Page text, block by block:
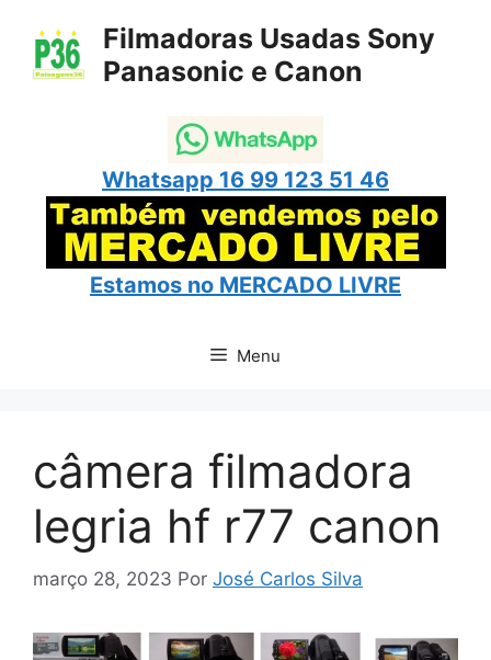
para
Filmadoras Usadas Sony
Panasonic e Canon
Whatsapp 16 99 123 51 46
Estamos no MERCADO LIVRE
Menu
câmera filmadora
legria hf r77 canon
março 28, 2023 Por José Carlos Silva